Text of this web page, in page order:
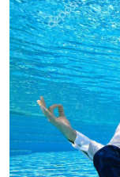
Menurutnya,
petrol akan
operasi
tekanan